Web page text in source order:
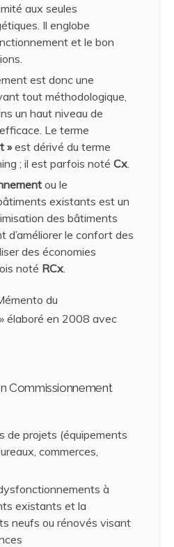
aux seules
Il englobe
et le bon
est donc une
tout méthodologique,
un haut niveau de
Le terme
»est dérivé du terme
; il est parfois noté Cx.
ou le
existants est un
des bâtiments
le confort des
des économies
noté RCx.
du
élaboré en 2008 avec
Commissionnement
de projets (équipements
commerces,
à
existants et la
neufs ou rénovés visant